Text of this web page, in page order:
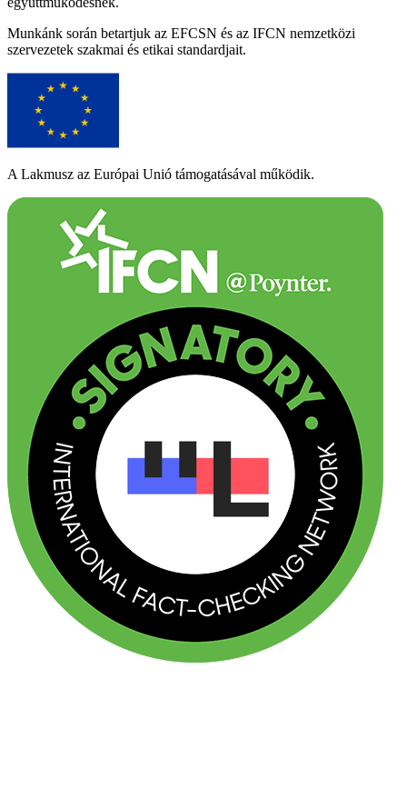
Munkánk során betartjuk az EFCSN és az IFCN nemzetközi
szervezetek szakmai és etikai standardjait.
A Lakmusz az Európai Unió támogatásával működik.